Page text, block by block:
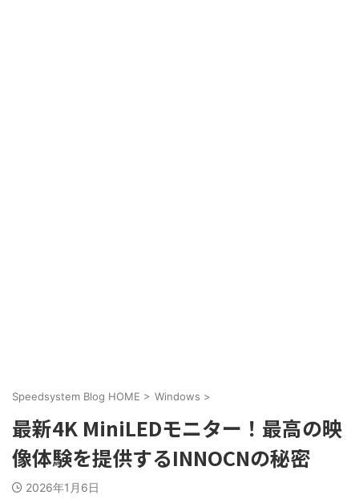
Speedsystem Blog HOME > Windows >
最新4K MiniLEDモニター！最高の映
像体験を提供するINNOCNの秘密
2026年1月6日